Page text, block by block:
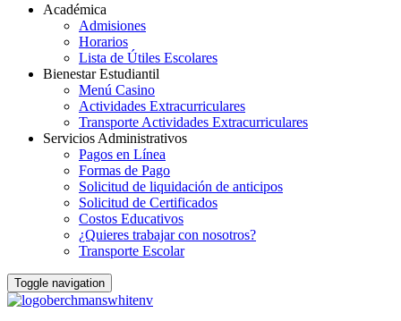
Académica
Admisiones
Horarios
Lista de Útiles Escolares
Bienestar Estudiantil
Menú Casino
Actividades Extracurriculares
Transporte Actividades Extracurriculares
Servicios Administrativos
Pagos en Línea
Formas de Pago
Solicitud de liquidación de anticipos
Solicitud de Certificados
Costos Educativos
¿Quieres trabajar con nosotros?
Transporte Escolar
Toggle navigation